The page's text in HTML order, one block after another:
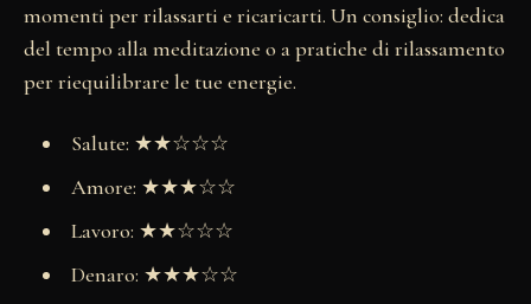
momenti per rilassarti e ricaricarti. Un consiglio: dedica
del tempo alla meditazione o a pratiche di rilassamento
per riequilibrare le tue energie.
Salute: ★★☆☆☆
Amore: ★★★☆☆
Lavoro: ★★☆☆☆
Denaro: ★★★☆☆